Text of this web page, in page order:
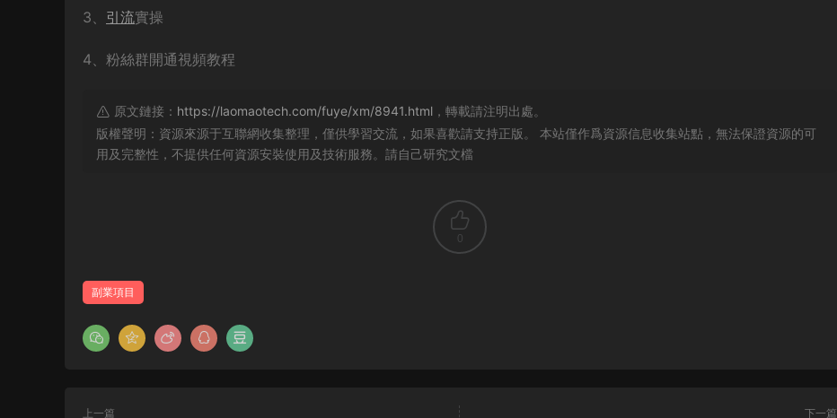
3、 引流實操
4、粉絲群開通視頻教程
原文鏈接： https://laomaotech.com/fuye/xm/8941.html ，轉載請注明出處。
版權聲明：資源來源于互聯網收集整理，僅供學習交流，如果喜歡請支持正版。 本站僅作爲資源信息收集站點，無法保證資源的可
用及完整性，不提供任何資源安裝使用及技術服務。請自己研究文檔
0
副業項目
上一篇 下一篇